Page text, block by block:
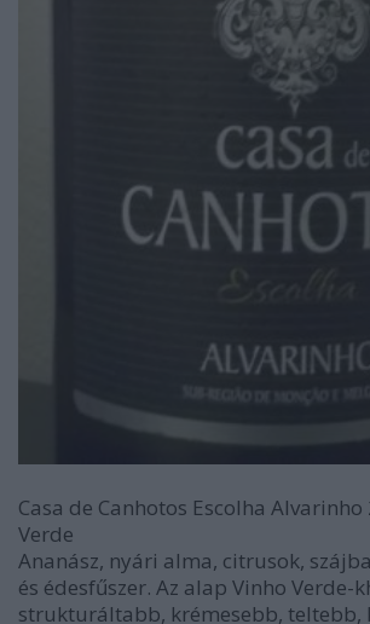
Casa de Canhotos Escolha
Verde
Ananász, nyári alma, citrusok,
és édesfűszer. Az alap Vinho Verde-
strukturáltabb, krémesebb, teltebb,